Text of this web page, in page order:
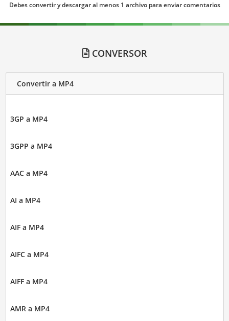
Debes convertir y descargar al menos 1 archivo para enviar comentarios
CONVERSOR
Convertir a MP4
3GP a MP4
3GPP a MP4
AAC a MP4
AI a MP4
AIF a MP4
AIFC a MP4
AIFF a MP4
AMR a MP4